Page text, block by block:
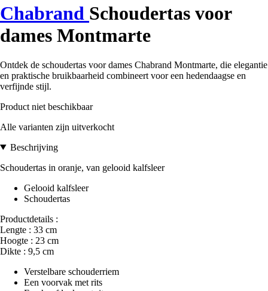
Chabrand Schoudertas voor
dames Montmarte
Ontdek de schoudertas voor dames Chabrand Montmarte, die elegantie
en praktische bruikbaarheid combineert voor een hedendaagse en
verfijnde stijl.
Product niet beschikbaar
Alle varianten zijn uitverkocht
Beschrijving
Schoudertas in oranje, van gelooid kalfsleer
Gelooid kalfsleer
Schoudertas
Productdetails :
Lengte : 33 cm
Hoogte : 23 cm
Dikte : 9,5 cm
Verstelbare schouderriem
Een voorvak met rits